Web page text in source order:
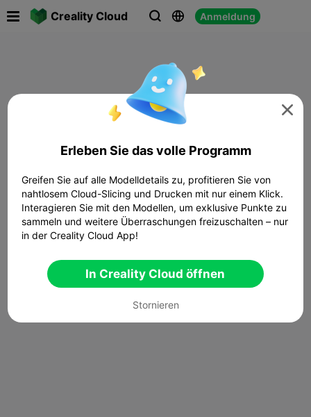
Creality Cloud   Anmeldung

Erleben Sie das volle Programm
Greifen Sie auf alle Modelldetails zu, profitieren Sie von
nahtlosem Cloud-Slicing und Drucken mit nur einem Klick.
Interagieren Sie mit den Modellen, um exklusive Punkte zu
sammeln und weitere Überraschungen freizuschalten – nur
in der Creality Cloud App!
In Creality Cloud öffnen
Stornieren